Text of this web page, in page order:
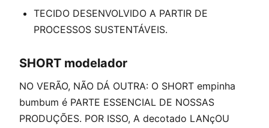
TECIDO DESENVOLVIDO A PARTIR DE
PROCESSOS SUSTENTÁVEIS.
SHORT modelador
NO VERÃO, NÃO DÁ OUTRA: O SHORT empinha
bumbum é PARTE ESSENCIAL DE NOSSAS
PRODUÇÕES. POR ISSO, A decotado LANçOU